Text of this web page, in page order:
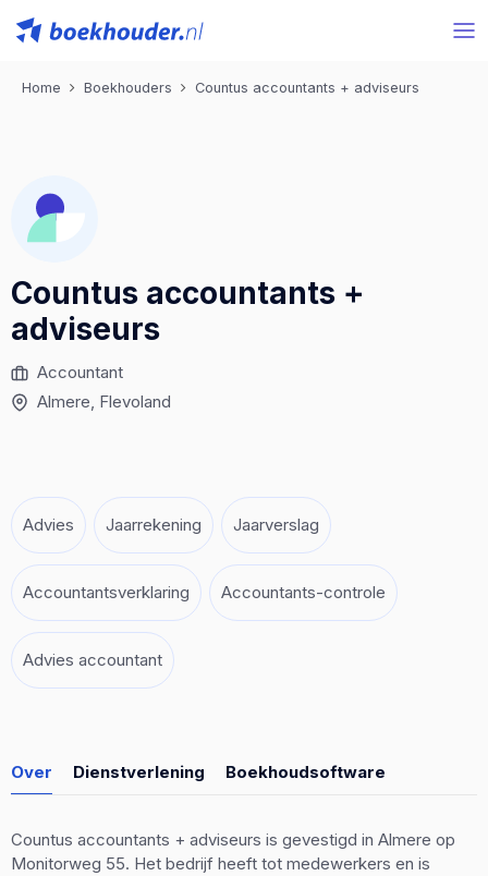
Home Boekhouders Countus accountants + adviseurs
Countus accountants +
adviseurs
Accountant
Almere, Flevoland
Advies Jaarrekening Jaarverslag
Accountantsverklaring Accountants-controle
Advies accountant
Over Dienstverlening Boekhoudsoftware
Countus accountants + adviseurs is gevestigd in Almere op
Monitorweg 55. Het bedrijf heeft tot medewerkers en is